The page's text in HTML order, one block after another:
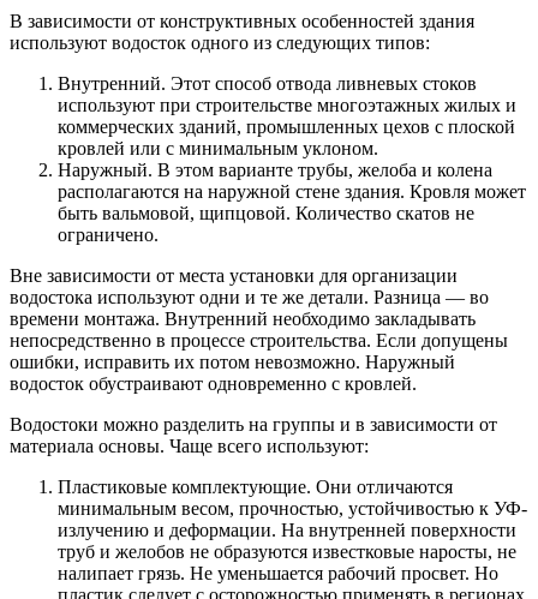
В зависимости от конструктивных особенностей здания
используют водосток одного из следующих типов:
Внутренний. Этот способ отвода ливневых стоков
используют при строительстве многоэтажных жилых и
коммерческих зданий, промышленных цехов с плоской
кровлей или с минимальным уклоном.
Наружный. В этом варианте трубы, желоба и колена
располагаются на наружной стене здания. Кровля может
быть вальмовой, щипцовой. Количество скатов не
ограничено.
Вне зависимости от места установки для организации
водостока используют одни и те же детали. Разница — во
времени монтажа. Внутренний необходимо закладывать
непосредственно в процессе строительства. Если допущены
ошибки, исправить их потом невозможно. Наружный
водосток обустраивают одновременно с кровлей.
Водостоки можно разделить на группы и в зависимости от
материала основы. Чаще всего используют:
Пластиковые комплектующие. Они отличаются
минимальным весом, прочностью, устойчивостью к УФ-
излучению и деформации. На внутренней поверхности
труб и желобов не образуются известковые наросты, не
налипает грязь. Не уменьшается рабочий просвет. Но
пластик следует с осторожностью применять в регионах